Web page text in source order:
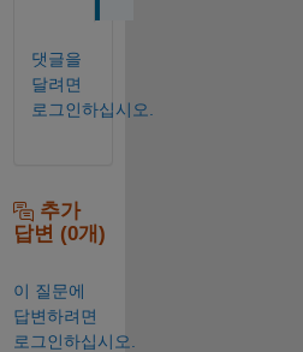
댓글을
달려면
로그인하십시오.
추가
답변 (0개)
이 질문에
답변하려면
로그인하십시오.